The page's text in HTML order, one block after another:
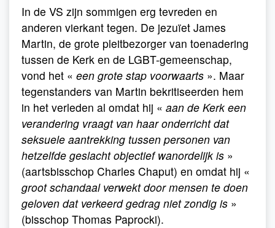
In de VS zijn sommigen erg tevreden en
anderen vierkant tegen. De jezuïet James
Martin, de grote pleitbezorger van toenadering
tussen de Kerk en de LGBT-gemeenschap,
vond het « een grote stap voorwaarts ». Maar
tegenstanders van Martin bekritiseerden hem
in het verleden al omdat hij « aan de Kerk een
verandering vraagt van haar onderricht dat
seksuele aantrekking tussen personen van
hetzelfde geslacht objectief wanordelijk is »
(aartsbisschop Charles Chaput) en omdat hij «
groot schandaal verwekt door mensen te doen
geloven dat verkeerd gedrag niet zondig is »
(bisschop Thomas Paprocki).